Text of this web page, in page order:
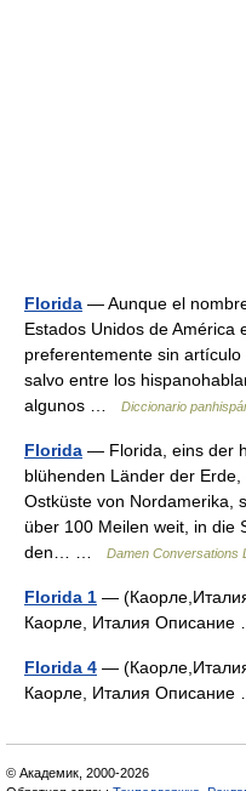
Florida — Aunque el
Estados Unidos de América
preferentemente sin
salvo entre los
algunos …
Diccionario
Florida — Florida, eins der
blühenden Länder der
Ostküste von Nordamerika,
über 100 Meilen weit, in die
den… …
Damen Conversations
Florida 1 —
Каорле, Италия
Florida 4 —
Каорле, Италия
© Академик, 2000-2026